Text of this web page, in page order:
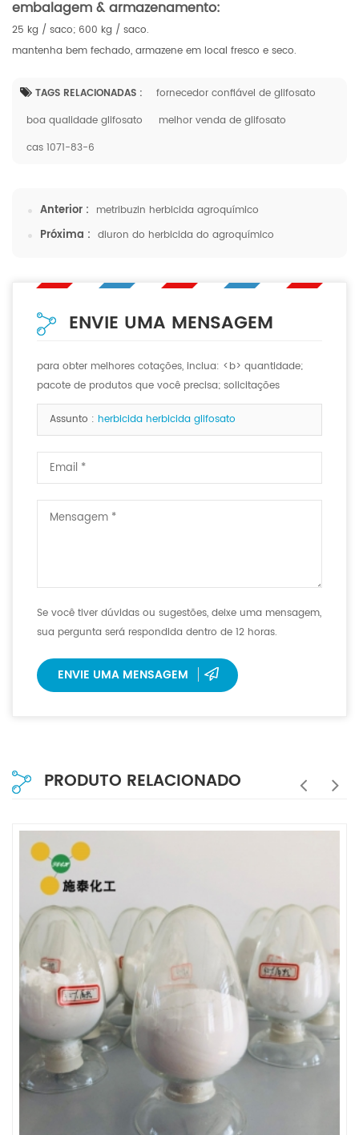
embalagem & armazenamento:
25 kg / saco; 600 kg / saco.
mantenha bem fechado, armazene em local fresco e seco.
TAGS RELACIONADAS :
fornecedor confiável de glifosato
boa qualidade glifosato
melhor venda de glifosato
cas 1071-83-6
Anterior : metribuzin herbicida agroquímico
Próxima : diuron do herbicida do agroquímico
ENVIE UMA MENSAGEM
para obter melhores cotações, inclua: <b> quantidade;
pacote de produtos que você precisa; solicitações
especiais, se houver. <b>
Assunto : herbicida herbicida glifosato
Se você tiver dúvidas ou sugestões, deixe uma mensagem,
sua pergunta será respondida dentro de 12 horas.
ENVIE UMA MENSAGEM
PRODUTO RELACIONADO